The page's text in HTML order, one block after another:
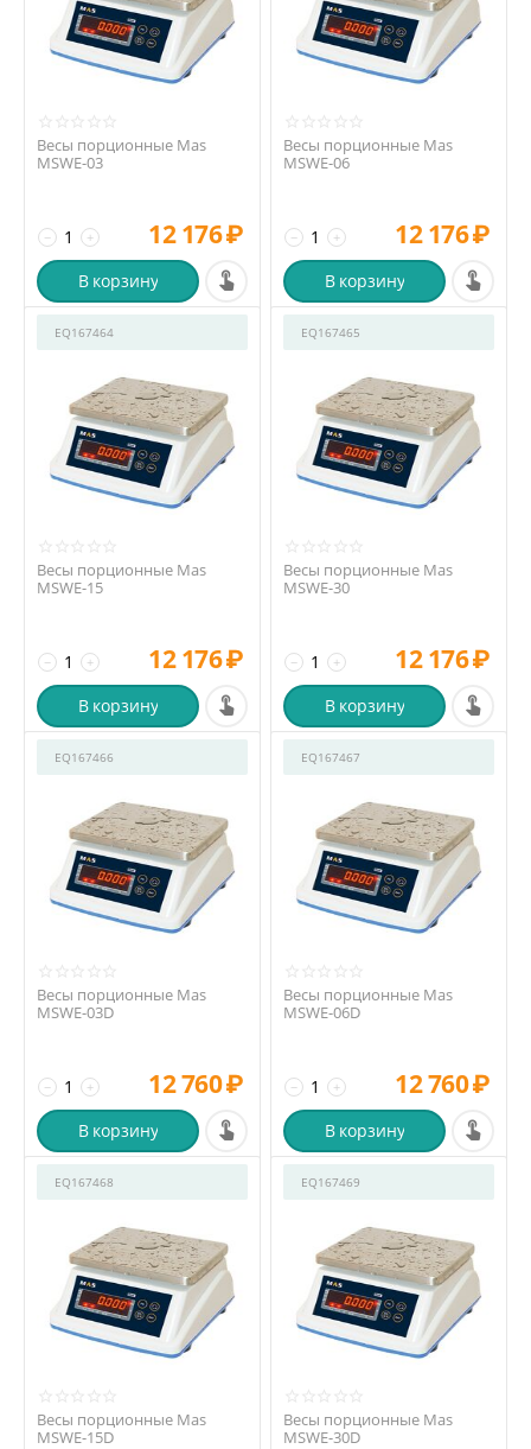
Весы порционные Mas
MSWE-03
+
− 12 176₽
В корзину
Весы порционные Mas
MSWE-06
+
− 12 176₽
В корзину
EQ167464
Весы порционные Mas
MSWE-15
+
− 12 176₽
В корзину
EQ167465
Весы порционные Mas
MSWE-30
+
− 12 176₽
В корзину
EQ167466
Весы порционные Mas
MSWE-03D
+
− 12 760₽
В корзину
EQ167467
Весы порционные Mas
MSWE-06D
+
− 12 760₽
В корзину
EQ167468
Весы порционные Mas
MSWE-15D
EQ167469
Весы порционные Mas
MSWE-30D